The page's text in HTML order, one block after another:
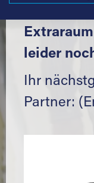
leider
Ihr
Partner: